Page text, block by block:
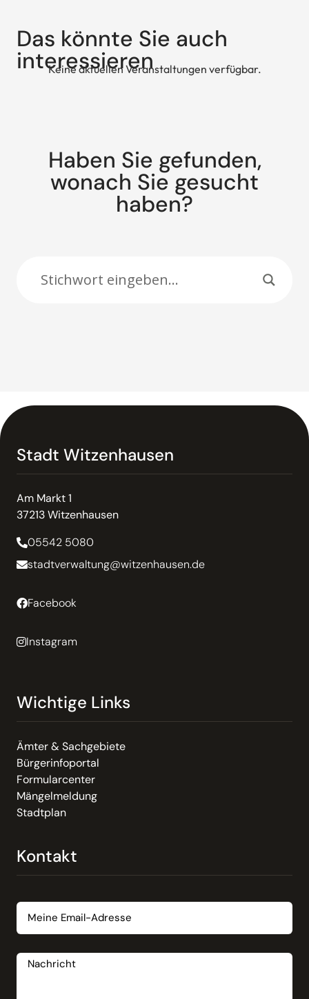
Das könnte Sie auch
interessieren
Keine aktuellen Veranstaltungen verfügbar.
Haben Sie gefunden,
wonach Sie gesucht
haben?
Stadt Witzenhausen
Am Markt 1
37213 Witzenhausen
05542 5080
stadtverwaltung@witzenhausen.de
Facebook
Instagram
Wichtige Links
Ämter & Sachgebiete
Bürgerinfoportal
Formularcenter
Mängelmeldung
Stadtplan
Kontakt